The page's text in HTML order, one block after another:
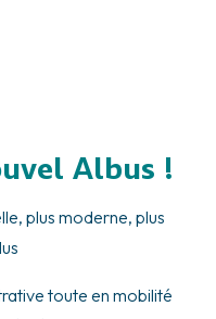
Albus !
plus moderne, plus
toute en mobilité